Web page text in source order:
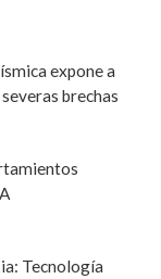
expone a
brechas
Tecnología